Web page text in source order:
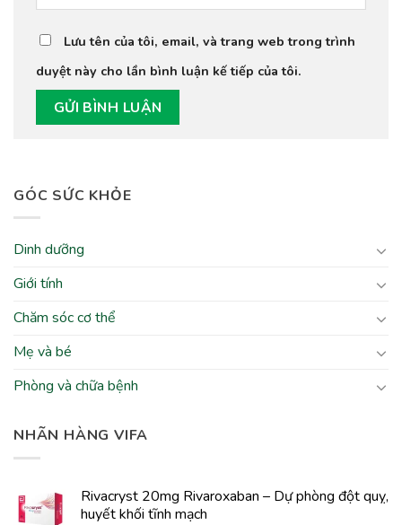
GÓC SỨC KHỎE
Dinh dưỡng
Giới tính
Chăm sóc cơ thể
Mẹ và bé
Phòng và chữa bệnh
NHÃN HÀNG VIFA
Rivacryst 20mg Rivaroxaban – Dự phòng đột quỵ,
huyết khối tĩnh mạch
Lưu tên của tôi, email, và trang web trong trình
duyệt này cho lần bình luận kế tiếp của tôi.